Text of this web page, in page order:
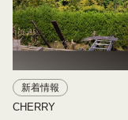
新着情報
CHERRY